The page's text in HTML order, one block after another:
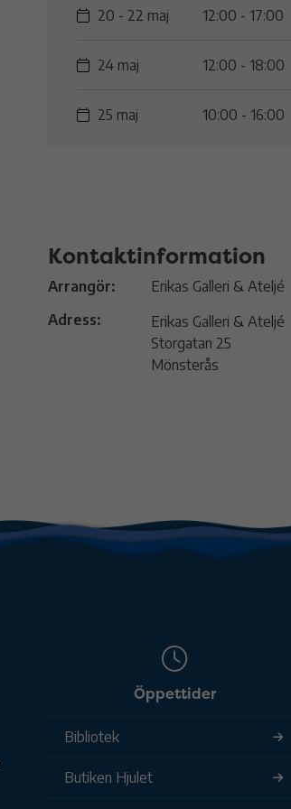
20 - 22 maj 12:00 - 17:00
24 maj 12:00 - 18:00
25 maj 10:00 - 16:00
Kontaktinformation
Arrangör:
Erikas Galleri & Ateljé
Adress:
Erikas Galleri & Ateljé
Storgatan 25
Mönsterås
Öppettider
Bibliotek
Butiken Hjulet